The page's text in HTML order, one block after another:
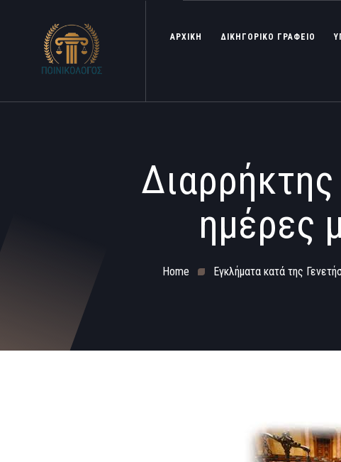
ΑΡΧΙΚΗ ΔΙΚΗΓΟΡΙΚΟ ΓΡΑΦΕΙΟ
ημέρες
Home Εγκλήματα κατά της